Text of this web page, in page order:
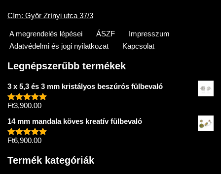
Cím: Győr Zrínyi utca 37/3
A megrendelés lépései ÁSZF
Impresszum
Adatvédelmi és jogi nyilatkozat
Kapcsolat
Legnépszerűbb termékek
3 x 5,3 és 3 mm kristályos beszúrós fülbevaló
Értékelés:
Ft3,900.00
14 mm mandala köves kreatív fülbevaló
Értékelés:
Ft6,900.00
Termék kategóriák